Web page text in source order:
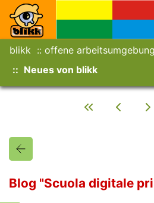
blikk offene arbeitsumgebung
Neues von blikk
Blog "Scuola digitale